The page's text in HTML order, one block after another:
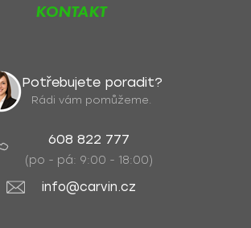
KONTAKT
Potřebujete poradit?
Rádi vám pomůžeme.
608 822 777
(po - pá: 9:00 - 18:00)
info@carvin.cz